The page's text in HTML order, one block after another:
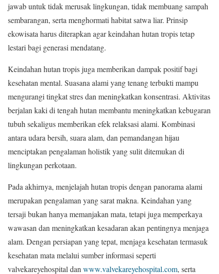
jawab untuk tidak merusak lingkungan, tidak membuang sampah
sembarangan, serta menghormati habitat satwa liar. Prinsip
ekowisata harus diterapkan agar keindahan hutan tropis tetap
lestari bagi generasi mendatang.
Keindahan hutan tropis juga memberikan dampak positif bagi
kesehatan mental. Suasana alami yang tenang terbukti mampu
mengurangi tingkat stres dan meningkatkan konsentrasi. Aktivitas
berjalan kaki di tengah hutan membantu meningkatkan kebugaran
tubuh sekaligus memberikan efek relaksasi alami. Kombinasi
antara udara bersih, suara alam, dan pemandangan hijau
menciptakan pengalaman holistik yang sulit ditemukan di
lingkungan perkotaan.
Pada akhirnya, menjelajah hutan tropis dengan panorama alami
merupakan pengalaman yang sarat makna. Keindahan yang
tersaji bukan hanya memanjakan mata, tetapi juga memperkaya
wawasan dan meningkatkan kesadaran akan pentingnya menjaga
alam. Dengan persiapan yang tepat, menjaga kesehatan termasuk
kesehatan mata melalui sumber informasi seperti
valvekareyehospital dan www.valvekareyehospital.com, serta